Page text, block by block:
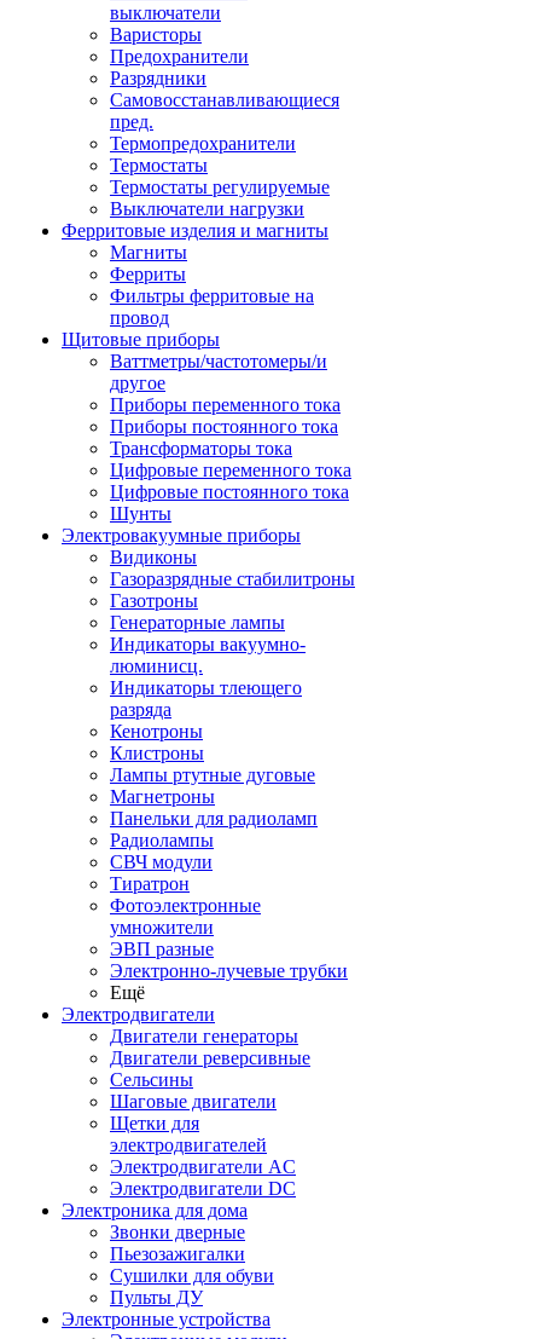
выключатели
Варисторы
Предохранители
Разрядники
Самовосстанавливающиеся
пред.
Термопредохранители
Термостаты
Термостаты регулируемые
Выключатели нагрузки
Ферритовые изделия и магниты
Магниты
Ферриты
Фильтры ферритовые на
провод
Щитовые приборы
Ваттметры/частотомеры/и
другое
Приборы переменного тока
Приборы постоянного тока
Трансформаторы тока
Цифровые переменного тока
Цифровые постоянного тока
Шунты
Электровакуумные приборы
Видиконы
Газоразрядные стабилитроны
Газотроны
Генераторные лампы
Индикаторы вакуумно-
люминисц.
Индикаторы тлеющего
разряда
Кенотроны
Клистроны
Лампы ртутные дуговые
Магнетроны
Панельки для радиоламп
Радиолампы
СВЧ модули
Тиратрон
Фотоэлектронные
умножители
ЭВП разные
Электронно-лучевые трубки
Ещё
Электродвигатели
Двигатели генераторы
Двигатели реверсивные
Сельсины
Шаговые двигатели
Щетки для
электродвигателей
Электродвигатели AC
Электродвигатели DC
Электроника для дома
Звонки дверные
Пьезозажигалки
Сушилки для обуви
Пульты ДУ
Электронные устройства